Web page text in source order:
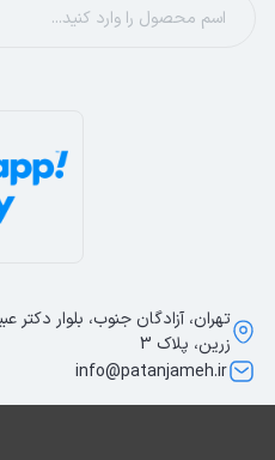
تهران، آزادگان جنوب، بلوار دکتر
زرین، پلاک 3
info@patanjameh.ir